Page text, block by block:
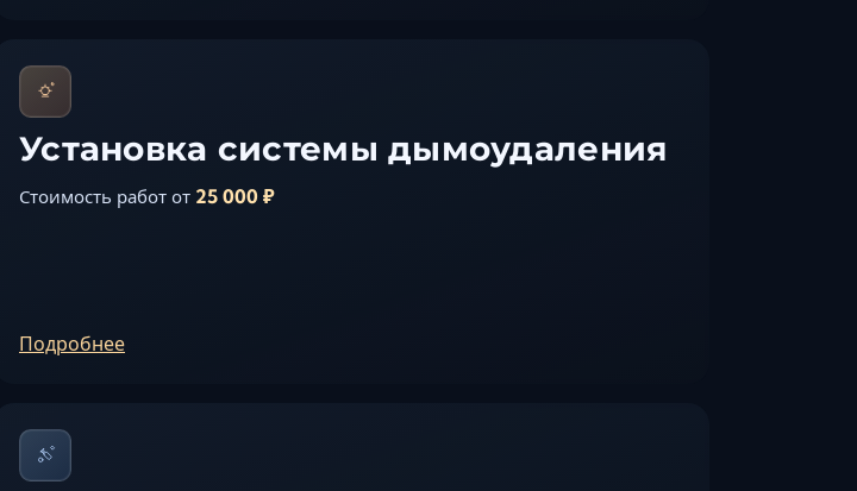
Установка системы дымоудаления
Стоимость работ от 25 000 ₽
Подробнее